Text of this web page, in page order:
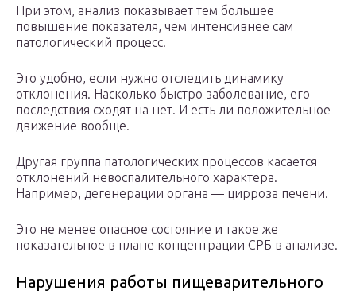
При этом, анализ показывает тем большее
повышение показателя, чем интенсивнее сам
патологический процесс.
Это удобно, если нужно отследить динамику
отклонения. Насколько быстро заболевание, его
последствия сходят на нет. И есть ли положительное
движение вообще.
Другая группа патологических процессов касается
отклонений невоспалительного характера.
Например, дегенерации органа — цирроза печени.
Это не менее опасное состояние и такое же
показательное в плане концентрации СРБ в анализе.
Нарушения работы пищеварительного